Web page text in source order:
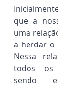
que a
uma
a herdar o
Nessa
todos os
sendo